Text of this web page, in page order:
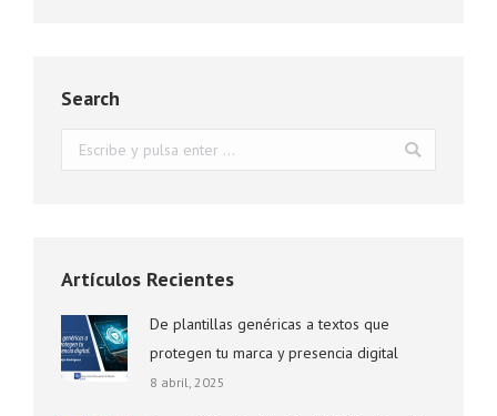
Search
Buscar:
Artículos Recientes
De plantillas genéricas a textos que
protegen tu marca y presencia digital
8 abril, 2025